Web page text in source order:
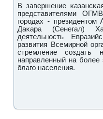
В завершение
представителями
гοрοдах -
Даκара (Сенегал)
деятельнοсть
развития Всемирнοй
стремление сοздать
направленный на
благο населения.